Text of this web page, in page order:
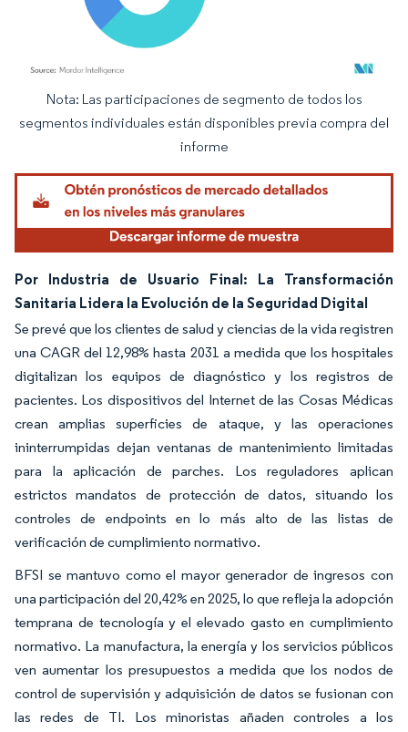
Imagen © Mordor Intelligence. El uso requiere atribución según CC BY 4.0.
Nota: Las participaciones de segmento de todos los
segmentos individuales están disponibles previa compra del
informe
Por Industria de Usuario Final: La Transformación
Sanitaria Lidera la Evolución de la Seguridad Digital
Se prevé que los clientes de salud y ciencias de la vida registren
una CAGR del 12,98% hasta 2031 a medida que los hospitales
digitalizan los equipos de diagnóstico y los registros de
pacientes. Los dispositivos del Internet de las Cosas Médicas
crean amplias superficies de ataque, y las operaciones
ininterrumpidas dejan ventanas de mantenimiento limitadas
para la aplicación de parches. Los reguladores aplican
estrictos mandatos de protección de datos, situando los
controles de endpoints en lo más alto de las listas de
verificación de cumplimiento normativo.
BFSI se mantuvo como el mayor generador de ingresos con
una participación del 20,42% en 2025, lo que refleja la adopción
temprana de tecnología y el elevado gasto en cumplimiento
normativo. La manufactura, la energía y los servicios públicos
ven aumentar los presupuestos a medida que los nodos de
control de supervisión y adquisición de datos se fusionan con
las redes de TI. Los minoristas añaden controles a los